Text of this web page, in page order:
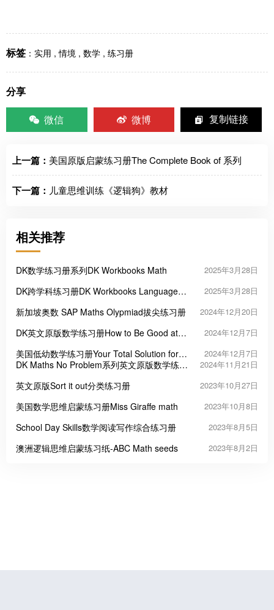
标签 ： 实用 ,情境 , 数学 , 练习册
分享
微信
微博 复制链接
上一篇： 美国原版启蒙练习册The Complete Book of 系列
下一篇： 儿童思维训练《逻辑狗》教材
相关推荐
DK数学练习册系列DK Workbooks Math 2025年3月28日
DK跨学科练习册DK Workbooks Language
2025年3月28日
新加坡奥数 SAP Maths Olypmiad拔尖练习册 2024年12月20日
DK英文原版数学练习册How to Be Good at
2024年12月7日
美国低幼数学练习册Your Total Solution for
Math
2024年12月7日
DK Maths No Problem系列英文原版数学练习
2024年11月21日
英文原版Sort it out分类练习册 2023年10月27日
美国数学思维启蒙练习册Miss Giraffe math 2023年10月8日
School Day Skills数学阅读写作综合练习册 2023年8月5日
澳洲逻辑思维启蒙练习纸-ABC Math seeds 2023年8月2日